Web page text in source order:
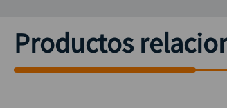
Productos